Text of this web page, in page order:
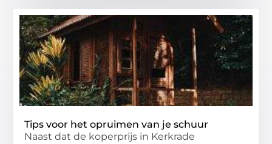
Tips voor het opruimen van je schuur
Naast dat de koperprijs in Kerkrade